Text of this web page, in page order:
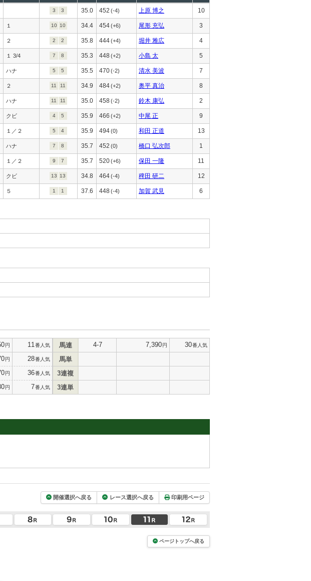
3 3 35.0 452 (-4) 上原 博之 10
１ 10 10 34.4 454(+6) 尾形 充弘 3
２ 2 2 35.8 444(+4) 堀井 雅広 4
１ 3/4 7 8 35.3 448 (+2) 小島 太 5
ハナ 5 5 35.5 470(-2) 清水 美波 7
２ 11 11 34.9 484(+2) 奥平 真治 8
ハナ 11 11 35.0 458(-2) 鈴木 康弘 2
クビ 4 5 35.9 466 (+2) 中尾 正 9
１／２ 5 4 35.9 494(0) 和田 正道 13
ハナ 7 8 35.7 452 (0) 橋口 弘次郎 1
１／２ 9 7 35.7 520(+6) 保田 一隆 11
クビ 13 13 34.8 464(-4) 稗田 研二 12
５ 1 1 37.6 448(-4) 加賀 武見 6
円 11 番人気
円 28番人気
円 36番人気
円 7番人気
馬連 4-7 7,390円 30番人気
馬単
3連複
3連単
開催選択へ戻る レース選択へ戻る 印刷用ページ
ページトップへ戻る